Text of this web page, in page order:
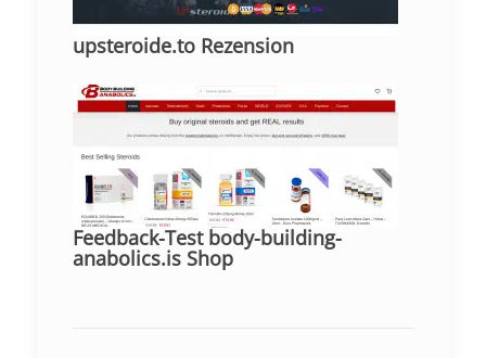
upsteroide.to Rezension
Feedback-Test body-building-
anabolics.is Shop